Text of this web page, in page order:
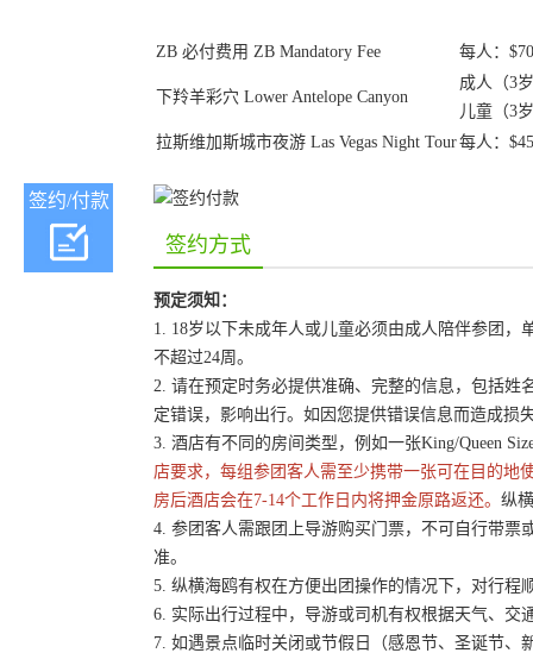
ZB 必付费用 ZB Mandatory Fee 每人：
下羚羊彩穴 Lower Antelope Canyon
成人（3
儿童（3
拉斯维加斯城市夜游 Las Vegas Night Tour每人：
签约/付款
签约方式
预定须知：
1. 18岁以下未成年人或儿童必须由成人陪伴参团
不超过24周。
2. 请在预定时务必提供准确、完整的信息，包括
定错误，影响出行。如因您提供错误信息而造成损
3. 酒店有不同的房间类型，例如一张King/Queen
店要求，每组参团客人需至少携带一张可在目的地
房后酒店会在7-14个工作日内将押金原路返还。 纵
4. 参团客人需跟团上导游购买门票，不可自行带票
准。
5. 纵横海鸥有权在方便出团操作的情况下，对行
6. 实际出行过程中，导游或司机有权根据天气、
7. 如遇景点临时关闭或节假日（感恩节、圣诞节